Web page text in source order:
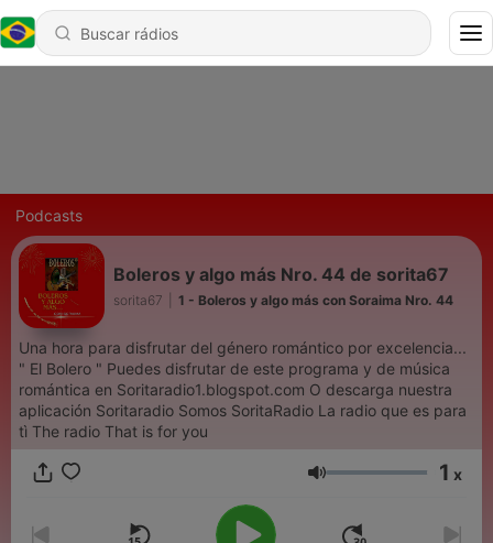
Podcasts
Boleros y algo más Nro. 44 de sorita67
sorita67 1 - Boleros y algo más con Soraima Nro. 44
Una hora para disfrutar del género romántico por excelencia...
" El Bolero " Puedes disfrutar de este programa y de música
romántica en Soritaradio1.blogspot.com O descarga nuestra
aplicación Soritaradio Somos SoritaRadio La radio que es para
tì The radio That is for you
Volume 1 x